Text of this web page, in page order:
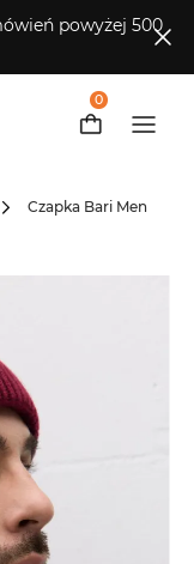
powyżej 500
0
Czapka Bari Men